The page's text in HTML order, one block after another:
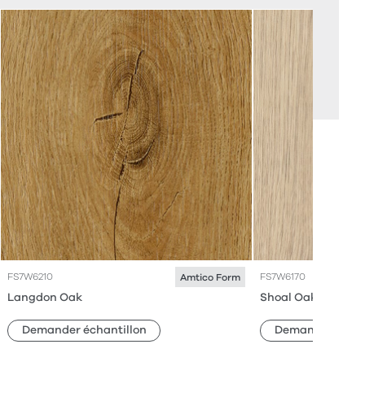
FS7W6210 Amtico Form
Langdon Oak
Demander échantillon
FS7W6170
Shoal Oak
Demander